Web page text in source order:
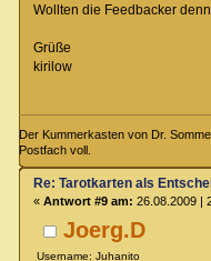
Wollten die Feedbacker
Grüße
kirilow
Der Kummerkasten von Dr.
Postfach voll.
Joerg.D
Username: Juhanito
Re: Tarotkarten als
« Antwort #9 am: 26.08.2009 |